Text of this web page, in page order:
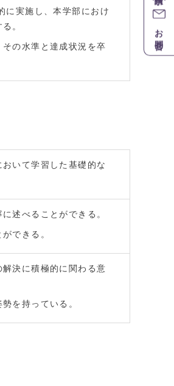
に実施し、本学部におけ
。
の水準と達成状況を卒
いて学習した基礎的な
述べることができる。
できる。
決に積極的に関わる意
を持っている。
お問合せ